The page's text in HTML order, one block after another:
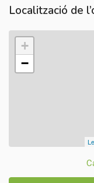
Localització de
+
−